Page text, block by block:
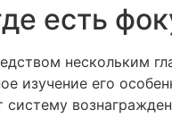
есть
нескольким
изучение его